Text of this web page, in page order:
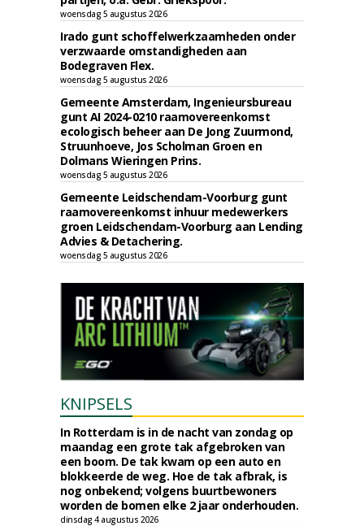
woensdag 5 augustus 2026
Irado gunt schoffelwerkzaamheden onder
verzwaarde omstandigheden aan
Bodegraven Flex.
woensdag 5 augustus 2026
Gemeente Amsterdam, Ingenieursbureau
gunt AI 2024-0210 raamovereenkomst
ecologisch beheer aan De Jong Zuurmond,
Struunhoeve, Jos Scholman Groen en
Dolmans Wieringen Prins.
woensdag 5 augustus 2026
Gemeente Leidschendam-Voorburg gunt
raamovereenkomst inhuur medewerkers
groen Leidschendam-Voorburg aan Lending
Advies & Detachering.
woensdag 5 augustus 2026
KNIPSELS
In Rotterdam is in de nacht van zondag op
maandag een grote tak afgebroken van
een boom. De tak kwam op een auto en
blokkeerde de weg. Hoe de tak afbrak, is
nog onbekend; volgens buurtbewoners
worden de bomen elke 2 jaar onderhouden.
dinsdag 4 augustus 2026